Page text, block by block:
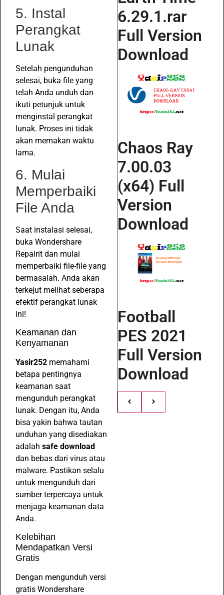
5. Instal
Perangkat
Lunak
Setelah pengunduhan
selesai, buka file yang
telah Anda unduh dan
ikuti petunjuk untuk
menginstal perangkat
lunak. Proses ini tidak
akan memakan waktu
lama.
6. Mulai
Memperbaiki
File Anda
Saat instalasi selesai,
buka Wondershare
Repairit dan mulai
memperbaiki file-file yang
bermasalah. Anda akan
terkejut melihat seberapa
efektif perangkat lunak
ini!
Keamanan dan
Kenyamanan
Yasir252 memahami
betapa pentingnya
keamanan saat
mengunduh perangkat
lunak. Dengan itu, Anda
bisa yakin bahwa tautan
unduhan yang disediakan
adalah safe download
dan bebas dari virus atau
malware. Pastikan selalu
untuk mengunduh dari
sumber terpercaya untuk
menjaga keamanan data
Anda.
Kelebihan
Mendapatkan Versi
Gratis
Dengan mengunduh versi
gratis Wondershare
6.29.1.rar
Full Version
Download
Chaos Ray
7.00.03
(x64) Full
Version
Download
Football
PES 2021
Full Version
Download